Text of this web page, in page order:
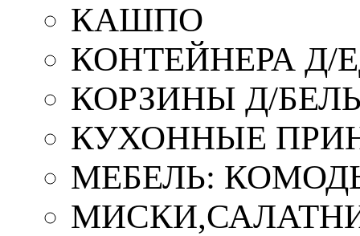
КАШПО
КОНТЕЙНЕРА Д/
КОРЗИНЫ Д/
КУХОННЫЕ
МЕБЕЛЬ: